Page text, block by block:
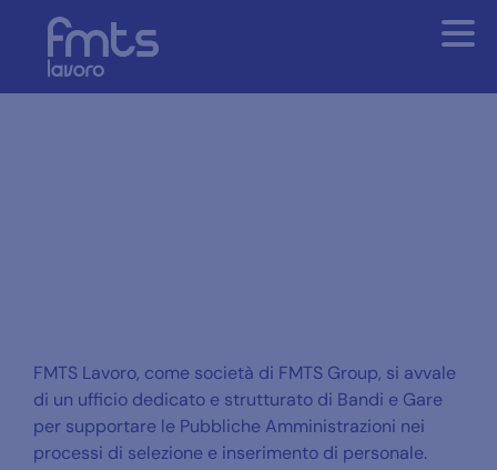
FMTS Lavoro, come società di FMTS Group, si avvale
di un ufficio dedicato e strutturato di Bandi e Gare
per supportare le Pubbliche Amministrazioni nei
processi di selezione e inserimento di personale.